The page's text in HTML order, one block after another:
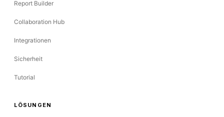
Report Builder
Collaboration Hub
Integrationen
Sicherheit
Tutorial
LÖSUNGEN